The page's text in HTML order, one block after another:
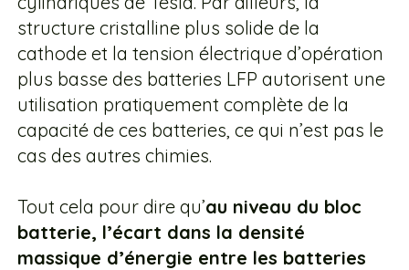
structure cristalline plus solide de la
cathode et la tension électrique d’opération
plus basse des batteries LFP autorisent une
utilisation pratiquement complète de la
capacité de ces batteries, ce qui n’est pas le
cas des autres chimies.
Tout cela pour dire qu’au niveau du bloc
batterie, l’écart dans la densité
massique d’énergie entre les batteries